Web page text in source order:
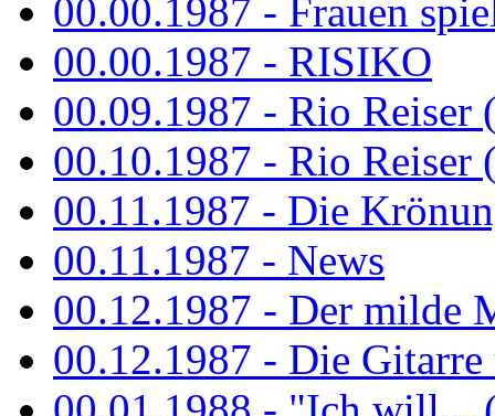
00.00.1987 - Frauen
00.00.1987 - RISIKO
00.09.1987 - Rio Reiser
00.10.1987 - Rio Reiser
00.11.1987 - Die
00.11.1987 - News
00.12.1987 - Der milde
00.12.1987 - Die Gitarre